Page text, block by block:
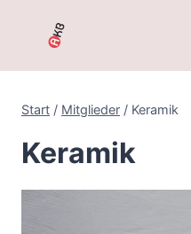
Start / Mitglieder / Keramik
Keramik